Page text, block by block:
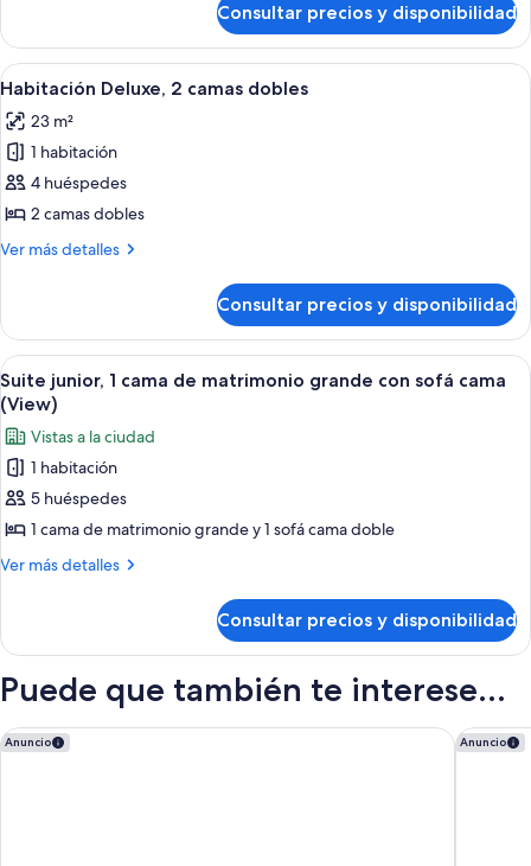
de
matrimonio
grande
Deluxe,
cama
matrimonio
grande
Consultar precios y disponibilidad
Abrir
todas
las
fotos
de
Habitación
Deluxe,
dobles
Habitación de hotel con una cama
5
Habitación Deluxe, 2 camas dobles
23 m²
1 habitación
4 huéspedes
2 camas dobles
Ver más detalles
Más
Deluxe,
camas
dobles
Consultar precios y disponibilidad
Abrir
todas
las
fotos
de
Suite
junior,
1
matrimonio
con
sofá
cama
Habitación de hotel con un ventanal
5
Suite junior, 1 cama de matrimonio grande con sofá cama
(View)
Vistas a la ciudad
1 habitación
5 huéspedes
1 cama de matrimonio grande y 1 sofá cama doble
Ver más detalles
Más
junior,
cama
matrimonio
grande
Consultar precios y disponibilidad
Puede que también te interese...
Anuncio
ANDAZ OTTAWA BYWARD MARKET, BY HYATT Anuncio
Holiday